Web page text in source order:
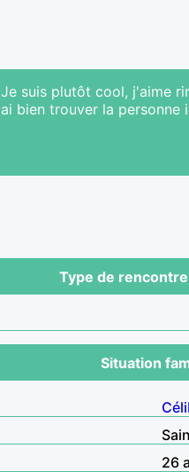
Je suis plutôt cool, j'aime
ai bien trouver la personne
Type de
Situation
26